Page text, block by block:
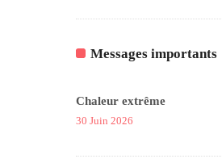
Messages importants
Chaleur extrême
30 Juin 2026